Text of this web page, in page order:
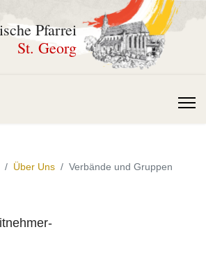
Pfarrei
St. Georg
Über Uns Verbände und Gruppen